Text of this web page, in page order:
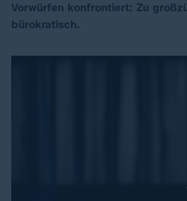
Vorwürfen konfrontiert: Zu
bürokratisch.